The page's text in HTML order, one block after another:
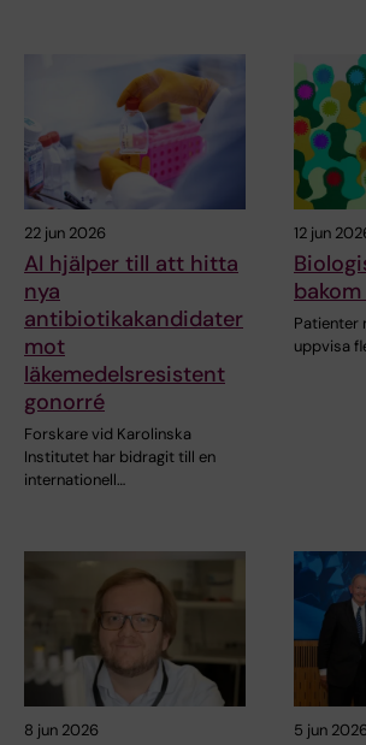
22 jun 2026
AI hjälper till att hitta
nya
antibiotikakandidater
mot
läkemedelsresistent
gonorré
Forskare vid Karolinska
Institutet har bidragit till en
internationell…
12 jun
Patienter
uppvisa
8 jun 2026 5 jun 2026